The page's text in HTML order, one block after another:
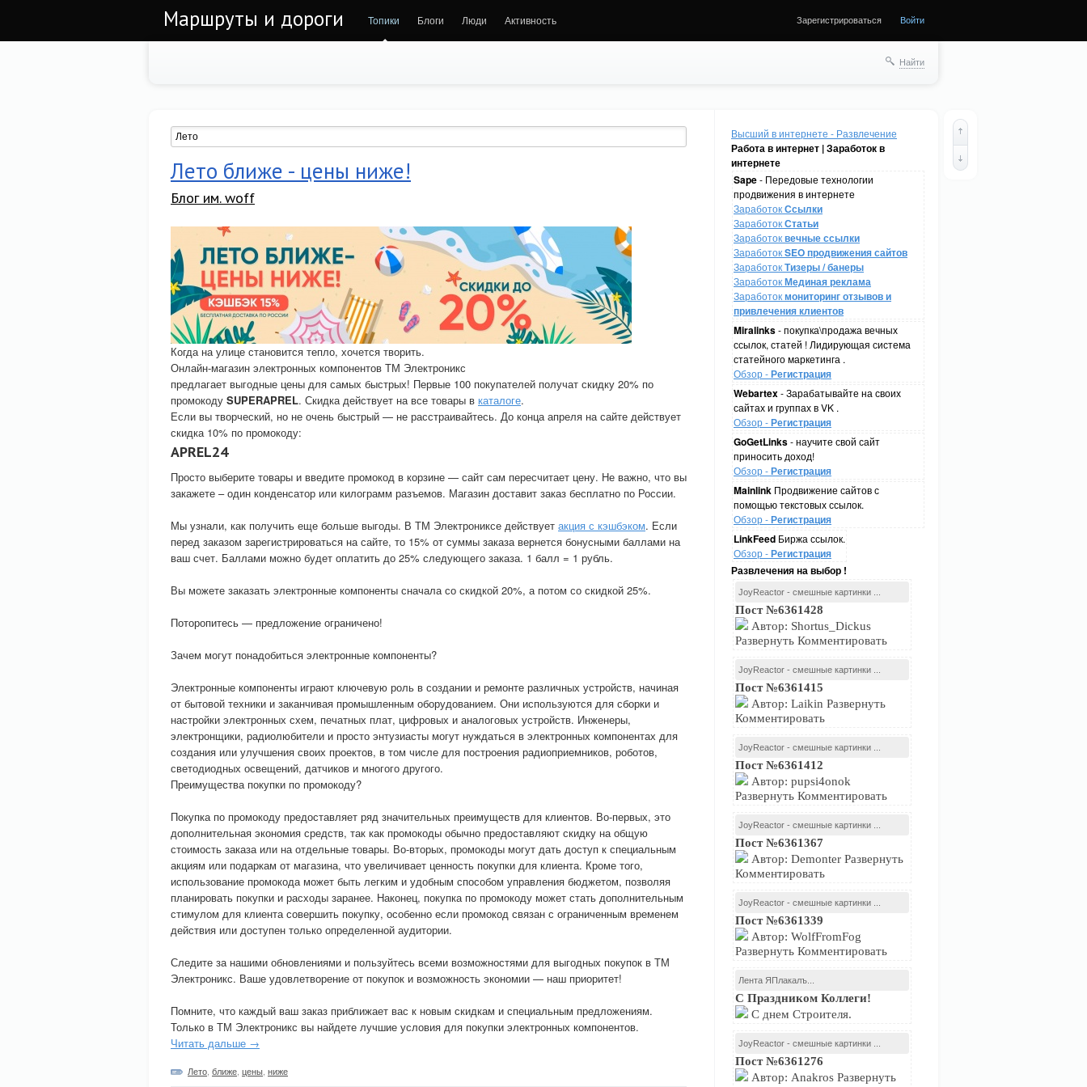
Маршруты и дороги Топики Блоги Люди Активность Зарегистрироваться Войти
Найти
Высший в интернете - Развлечение
Работа в интернет | Заработок в
интернете
Sape- Передовые технологии
продвижения в интернете
ЗаработокСсылки
ЗаработокСтатьи
Заработоквечные ссылки
ЗаработокSEO продвижения сайтов
ЗаработокТизеры / банеры
ЗаработокМединая реклама
Заработокмониторинг отзывов и
привлечения клиентов
Miralinks- покупка\продажа вечных
ссылок, статей ! Лидирующая система
статейного маркетинга .
Обзор -Регистрация
Webartex- Зарабатывайте на своих
сайтах и группах в VK .
Обзор -Регистрация
GoGetLinks- научите свой сайт
приносить доход!
Обзор -Регистрация
Mainlink Продвижение сайтов с
помощью текстовых ссылок.
Обзор -Регистрация
LinkFeed Биржа ссылок.
Обзор -Регистрация
Развлечения на выбор !
JoyReactor - смешные картинки ...
Пост №6361428
Автор: Shortus_Dickus
Развернуть Комментировать
JoyReactor - смешные картинки ...
Пост №6361415
Автор: Laikin Развернуть
Комментировать
JoyReactor - смешные картинки ...
Пост №6361412
Автор: pupsi4onok
Развернуть Комментировать
JoyReactor - смешные картинки ...
Пост №6361367
Автор: Demonter Развернуть
Комментировать
JoyReactor - смешные картинки ...
Пост №6361339
Автор: WolfFromFog
Развернуть Комментировать
Лента ЯПлакалъ...
С Праздником Коллеги!
С днем Строителя.
JoyReactor - смешные картинки ...
Пост №6361276
Автор: Anakros Развернуть
Лето ближе - цены ниже!
Блог им. woff
Когда на улице становится тепло, хочется творить.
Онлайн-магазин электронных компонентов ТМ Электроникс
предлагает выгодные цены для самых быстрых! Первые 100 покупателей получат скидку 20% по
промокоду SUPERAPREL. Скидка действует на все товары в каталоге.
Если вы творческий, но не очень быстрый — не расстраивайтесь. До конца апреля на сайте действует
скидка 10% по промокоду:
APREL24
Просто выберите товары и введите промокод в корзине — сайт сам пересчитает цену. Не важно, что вы
закажете – один конденсатор или килограмм разъемов. Магазин доставит заказ бесплатно по России.
Мы узнали, как получить еще больше выгоды. В ТМ Электрониксе действует акция с кэшбэком. Если
перед заказом зарегистрироваться на сайте, то 15% от суммы заказа вернется бонусными баллами на
ваш счет. Баллами можно будет оплатить до 25% следующего заказа. 1 балл = 1 рубль.
Вы можете заказать электронные компоненты сначала со скидкой 20%, а потом со скидкой 25%.
Поторопитесь — предложение ограничено!
Зачем могут понадобиться электронные компоненты?
Электронные компоненты играют ключевую роль в создании и ремонте различных устройств, начиная
от бытовой техники и заканчивая промышленным оборудованием. Они используются для сборки и
настройки электронных схем, печатных плат, цифровых и аналоговых устройств. Инженеры,
электронщики, радиолюбители и просто энтузиасты могут нуждаться в электронных компонентах для
создания или улучшения своих проектов, в том числе для построения радиоприемников, роботов,
светодиодных освещений, датчиков и многого другого.
Преимущества покупки по промокоду?
Покупка по промокоду предоставляет ряд значительных преимуществ для клиентов. Во-первых, это
дополнительная экономия средств, так как промокоды обычно предоставляют скидку на общую
стоимость заказа или на отдельные товары. Во-вторых, промокоды могут дать доступ к специальным
акциям или подаркам от магазина, что увеличивает ценность покупки для клиента. Кроме того,
использование промокода может быть легким и удобным способом управления бюджетом, позволяя
планировать покупки и расходы заранее. Наконец, покупка по промокоду может стать дополнительным
стимулом для клиента совершить покупку, особенно если промокод связан с ограниченным временем
действия или доступен только определенной аудитории.
Следите за нашими обновлениями и пользуйтесь всеми возможностями для выгодных покупок в ТМ
Электроникс. Ваше удовлетворение от покупок и возможность экономии — наш приоритет!
Помните, что каждый ваш заказ приближает вас к новым скидкам и специальным предложениям.
Только в ТМ Электроникс вы найдете лучшие условия для покупки электронных компонентов.
Читать дальше →
Лето ближе цены ниже